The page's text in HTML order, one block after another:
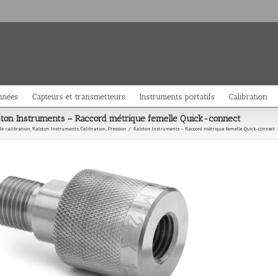
Capteurs et transmetteurs Instruments portatifs Calibration
Instruments – Raccord métrique femelle Quick-connect
calibration, Ralston Instruments,Calibration, Pression / Ralston Instruments – Raccord métrique femelle Quick-connect